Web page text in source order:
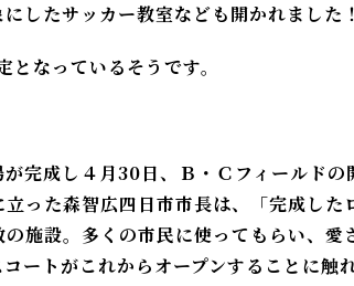
したサッカー教室なども開かれました！
なっているそうです。
完成し４月30日、Ｂ・Ｃフィールドの
った森智広四日市市長は、「完成し
施設。多くの市民に使ってもらい、
ートがこれからオープンすることに